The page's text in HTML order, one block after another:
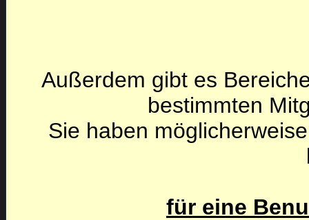
Außerdem gibt es
bestimmten
Sie haben
für eine